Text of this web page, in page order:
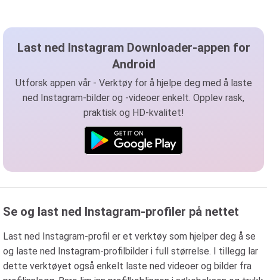
Last ned Instagram Downloader-appen for
Android
Utforsk appen vår - Verktøy for å hjelpe deg med å laste
ned Instagram-bilder og -videoer enkelt. Opplev rask,
praktisk og HD-kvalitet!
Se og last ned Instagram-profiler på nettet
Last ned Instagram-profil er et verktøy som hjelper deg å se
og laste ned Instagram-profilbilder i full størrelse. I tillegg lar
dette verktøyet også enkelt laste ned videoer og bilder fra